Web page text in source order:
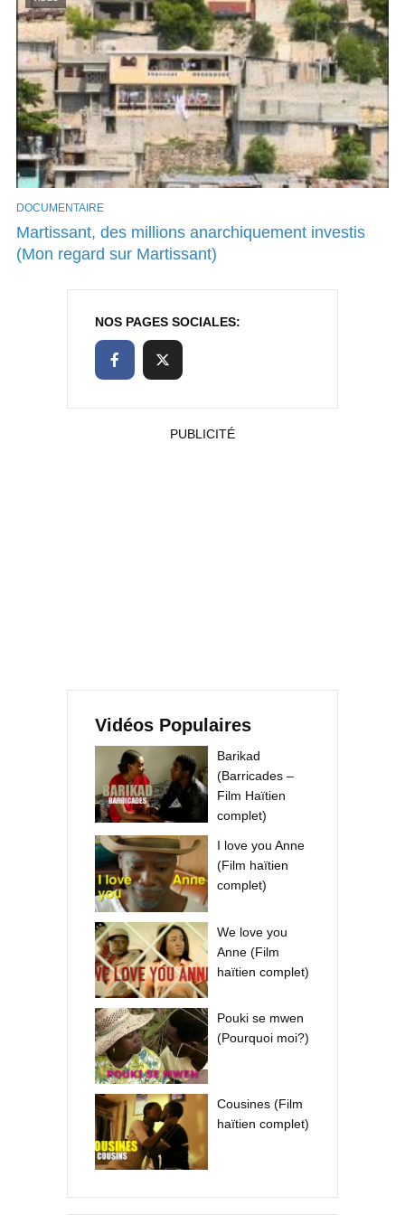
DOCUMENTAIRE
Martissant, des millions anarchiquement investis
(Mon regard sur Martissant)
NOS PAGES SOCIALES:
PUBLICITÉ
Vidéos Populaires
Barikad
(Barricades –
Film Haïtien
complet)
I love you Anne
(Film haïtien
complet)
We love you
Anne (Film
haïtien complet)
Pouki se mwen
(Pourquoi moi?)
Cousines (Film
haïtien complet)